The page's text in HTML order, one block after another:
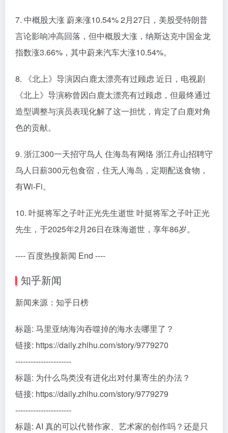
7. 中概股大涨 蔚来涨10.54% 2月27日，美股受特朗普
言论影响冲高回落，但中概股大涨，纳斯达克中国金龙
指数涨3.66%，其中蔚来汽车大涨10.54%。
8. 《北上》导演因白鹿太漂亮有过顾虑 近日，电视剧
《北上》导演称曾因白鹿太漂亮有过顾虑，但最终通过
造型调整与演员表现化解了这一担忧，肯定了白鹿对角
色的贡献。
9. 浙江300一天招守鸟人 住海岛有网络 浙江舟山招聘守
鸟人日薪300元包食宿，住无人海岛，定期配送食物，
有Wi-Fi。
10. 叶挺将军之子叶正光先生逝世 叶挺将军之子叶正光
先生，于2025年2月26日在珠海逝世，享年86岁。
---- 百度热搜新闻 End ----
知乎新闻
新闻来源：知乎日榜
标题: 马里亚纳海沟吞噬掉的海水去哪里了？
链接: https://daily.zhihu.com/story/9779270
----------------------
标题: 为什么鸟类没有进化出对付巢寄生的办法？
链接: https://daily.zhihu.com/story/9779279
----------------------
标题: AI 真的可以代替作家、艺术家的创作吗？还是只